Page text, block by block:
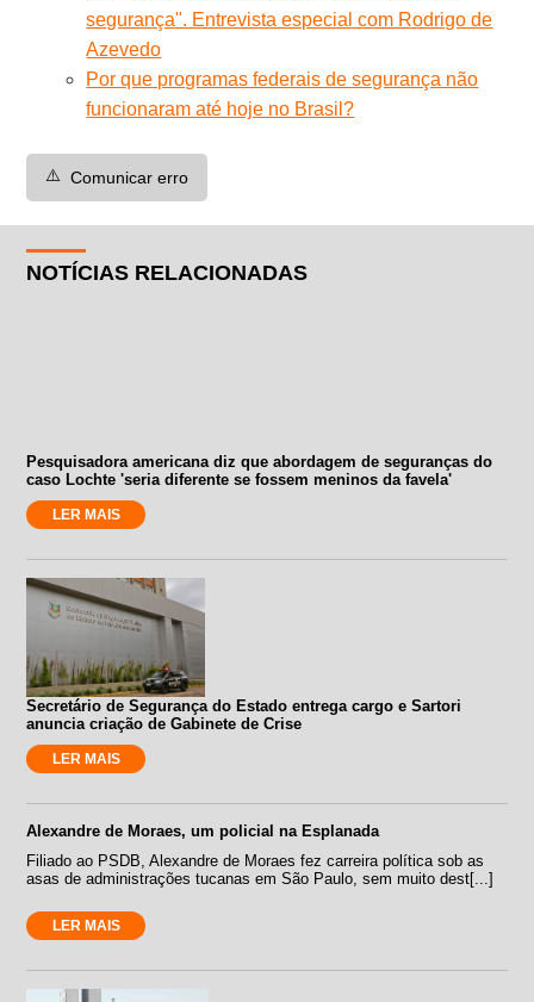
segurança". Entrevista especial com Rodrigo de
Azevedo
Por que programas federais de segurança não
funcionaram até hoje no Brasil?
⚠️ Comunicar erro
NOTÍCIAS RELACIONADAS
Pesquisadora americana diz que abordagem de seguranças do
caso Lochte 'seria diferente se fossem meninos da favela'
LER MAIS
Secretário de Segurança do Estado entrega cargo e Sartori
anuncia criação de Gabinete de Crise
LER MAIS
Alexandre de Moraes, um policial na Esplanada
Filiado ao PSDB, Alexandre de Moraes fez carreira política sob as
asas de administrações tucanas em São Paulo, sem muito dest[...]
LER MAIS